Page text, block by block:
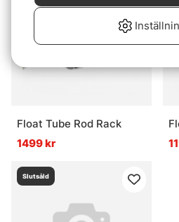
Float Tube Rod Rack
1499 kr
Slutsåld